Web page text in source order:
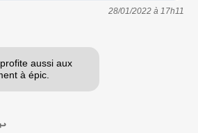
28/01/2022 à 17h11
aussi aux
à épic.